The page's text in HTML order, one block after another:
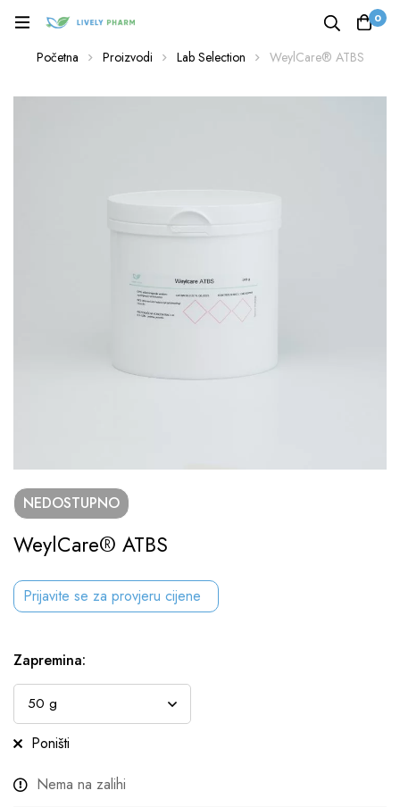
0
Početna Proizvodi Lab Selection WeylCare® ATBS
NEDOSTUPNO
WeylCare® ATBS
Prijavite se za provjeru cijene
Zapremina:
Poništi
Nema na zalihi